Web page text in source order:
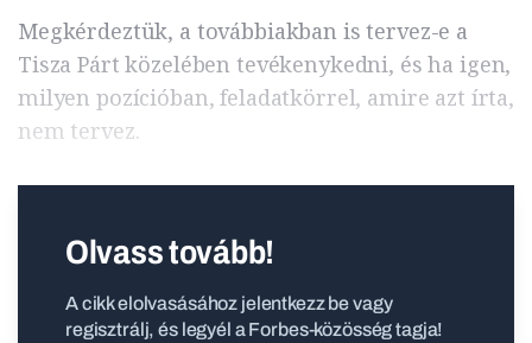
Megkérdeztük, a továbbiakban is tervez-e a
Tisza Párt közelében tevékenykedni, és ha igen,
milyen pozícióban, feladatkörrel, amire azt írta,
nem tervez.
Olvass tovább!
A cikk elolvasásához jelentkezz be vagy
regisztrálj, és legyél a Forbes-közösség tagja!